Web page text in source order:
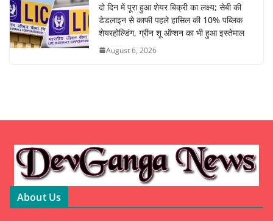
दो दिन में पूरा हुआ शेयर बिक्री का लक्ष्य; सेबी की
डेडलाइन से काफी पहले हासिल की 10% पब्लिक
शेयरहोल्डिंग, ग्रीन शू ऑप्शन का भी हुआ इस्तेमाल
August 6, 2026
About Us